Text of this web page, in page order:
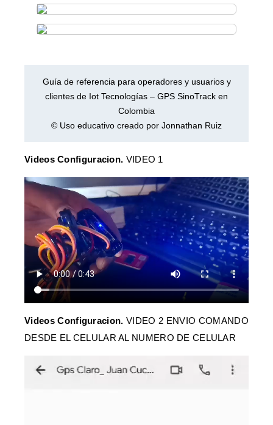
Guía de referencia para operadores y usuarios y
clientes de Iot Tecnologías – GPS SinoTrack en
Colombia
© Uso educativo creado por Jonnathan Ruiz
Videos Configuracion. VIDEO 1
Videos Configuracion. VIDEO 2 ENVIO COMANDO
DESDE EL CELULAR AL NUMERO DE CELULAR